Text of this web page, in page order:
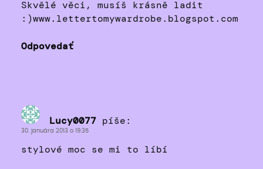
Skvělé věci, musíš krásně ladit
:)www.lettertomywardrobe.blogspot.com
Odpovedať
Lucy0077 píše:
30. januára 2013 o 19:35
stylové moc se mi to líbí